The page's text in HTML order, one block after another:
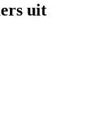
uit